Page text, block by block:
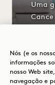
Uma
NaN / 11
Nós (e os
informações
nosso Web
navegação e